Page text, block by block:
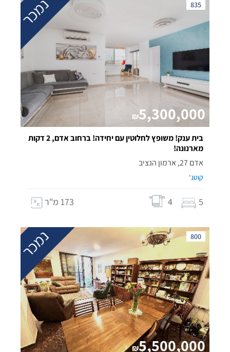
835
₪5,300,000
נמכר
בית ענק! משופץ לחלוטין עם יחידה! ברחוב אדם, 2 דקות
מארנונה!
אדם 27, ארמון הנציב
קוטג'
5
4 173 מ"ר
800
₪5,500,000
נמכר